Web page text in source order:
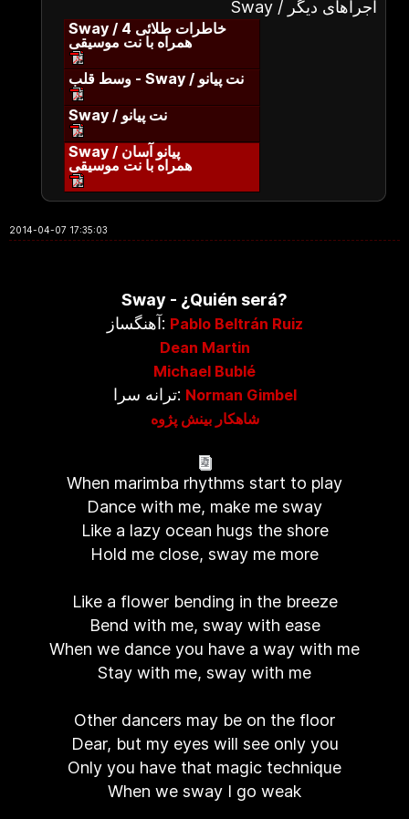
Sway / اجراهای دیگر
Sway / خاطرات طلائی 4
همراه با نت موسیقی
وسط قلب - Sway / نت پیانو
Sway / نت پیانو
Sway / پیانو آسان
همراه با نت موسیقی
2014-04-07 17:35:03
Sway - ¿Quién será?
آهنگساز: Pablo Beltrán Ruiz
Dean Martin
Michael Bublé
ترانه سرا: Norman Gimbel
شاهکار بینش پژوه
When marimba rhythms start to play
Dance with me, make me sway
Like a lazy ocean hugs the shore
Hold me close, sway me more
Like a flower bending in the breeze
Bend with me, sway with ease
When we dance you have a way with me
Stay with me, sway with me
Other dancers may be on the floor
Dear, but my eyes will see only you
Only you have that magic technique
When we sway I go weak